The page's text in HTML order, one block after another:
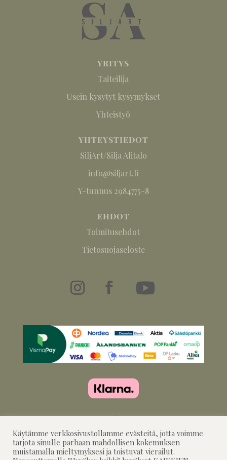
YRITYS
Taiteilija
Usein kysytyt kysymykset
Yhteistyö
YHTEYSTIEDOT
SiljArt/Silja Alitalo
info@siljart.fi
Y-tunnus 2984775-8
EHDOT
Toimitusehdot
Tietosuojaseloste
Käytämme verkkosivustollamme evästeitä, jotta voimme
tarjota sinulle parhaan mahdollisen kokemuksen
muistamalla mieltymyksesi ja toistuvat vierailut.